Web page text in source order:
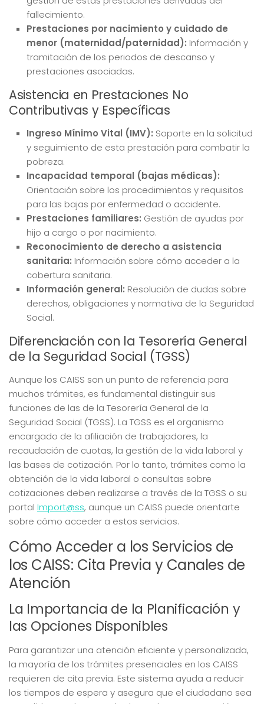
fallecimiento.
Prestaciones por nacimiento y cuidado de
menor (maternidad/paternidad): Información y
tramitación de los periodos de descanso y
prestaciones asociadas.
Asistencia en Prestaciones No
Contributivas y Específicas
Ingreso Mínimo Vital (IMV): Soporte en la solicitud
y seguimiento de esta prestación para combatir la
pobreza.
Incapacidad temporal (bajas médicas):
Orientación sobre los procedimientos y requisitos
para las bajas por enfermedad o accidente.
Prestaciones familiares: Gestión de ayudas por
hijo a cargo o por nacimiento.
Reconocimiento de derecho a asistencia
sanitaria: Información sobre cómo acceder a la
cobertura sanitaria.
Información general: Resolución de dudas sobre
derechos, obligaciones y normativa de la Seguridad
Social.
Diferenciación con la Tesorería General
de la Seguridad Social (TGSS)
Aunque los CAISS son un punto de referencia para
muchos trámites, es fundamental distinguir sus
funciones de las de la Tesorería General de la
Seguridad Social (TGSS). La TGSS es el organismo
encargado de la afiliación de trabajadores, la
recaudación de cuotas, la gestión de la vida laboral y
las bases de cotización. Por lo tanto, trámites como la
obtención de la vida laboral o consultas sobre
cotizaciones deben realizarse a través de la TGSS o su
portal Import@ss, aunque un CAISS puede orientarte
sobre cómo acceder a estos servicios.
Cómo Acceder a los Servicios de
los CAISS: Cita Previa y Canales de
Atención
La Importancia de la Planificación y
las Opciones Disponibles
Para garantizar una atención eficiente y personalizada,
la mayoría de los trámites presenciales en los CAISS
requieren de cita previa. Este sistema ayuda a reducir
los tiempos de espera y asegura que el ciudadano sea